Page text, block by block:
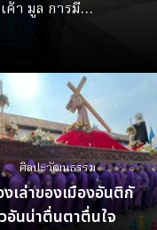
า มูล การมี
และมีส่วนร่วมด้วย
ง ๆ รอบตัวด้วย
ารเรียนรู้
ศิลปะวัฒนธรรม​
งเล่าของเมืองอันติกั
วอันน่าตื่นตาตื่นใจ